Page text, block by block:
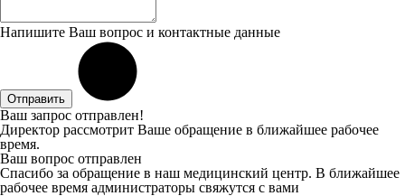
Напишите Ваш вопрос и контактные данные
Отправить
Ваш запрос отправлен!
Директор рассмотрит Ваше обращение в ближайшее рабочее
время.
Ваш вопрос отправлен
Спасибо за обращение в наш медицинский центр. В ближайшее
рабочее время администраторы свяжутся с вами